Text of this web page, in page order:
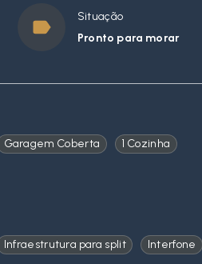
Situação
Pronto para morar
Garagem Coberta
1 Cozinha
Infraestrutura para split
Interfone